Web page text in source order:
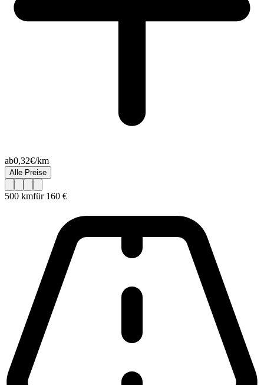
ab0,32€/km
Alle Preise
500 kmfür160 €